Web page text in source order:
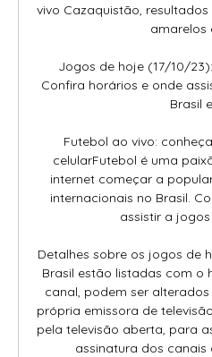
vivo Cazaquistão,
amarelos
Jogos de hoje (17/10/
Confira horários e onde
Brasil
Futebol ao vivo:
celularFutebol é uma
internet começar a
internacionais no Brasil.
assistir a
Detalhes sobre os jogos de
Brasil estão listadas com o
canal, podem ser
própria emissora de
pela televisão aberta, para
assinatura dos